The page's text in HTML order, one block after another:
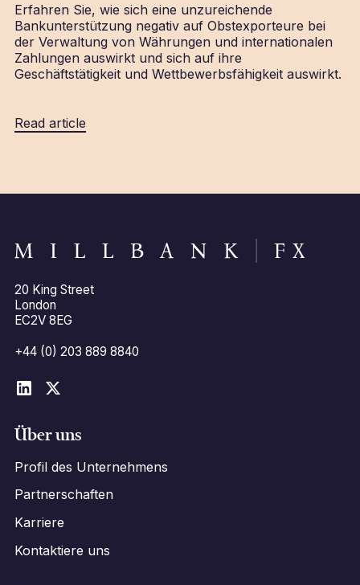
Erfahren Sie, wie sich eine unzureichende
Bankunterstützung negativ auf Obstexporteure bei
der Verwaltung von Währungen und internationalen
Zahlungen auswirkt und sich auf ihre
Geschäftstätigkeit und Wettbewerbsfähigkeit auswirkt.
Read article
20 King Street
London
EC2V 8EG
+44 (0) 203 889 8840
Über uns
Profil des Unternehmens
Partnerschaften
Karriere
Kontaktiere uns